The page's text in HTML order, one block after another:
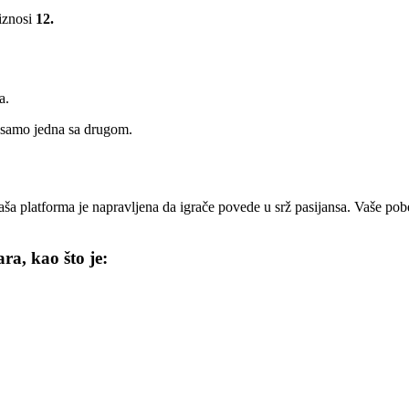
12.
jedna sa drugom.
platforma je napravljena da igrače povede u srž pasijansa. Vaše
kao što je: